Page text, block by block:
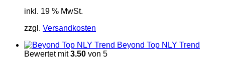
inkl. 19 % MwSt.
zzgl. Versandkosten
Beyond Top NLY Trend
Bewertet mit3.50 von 5